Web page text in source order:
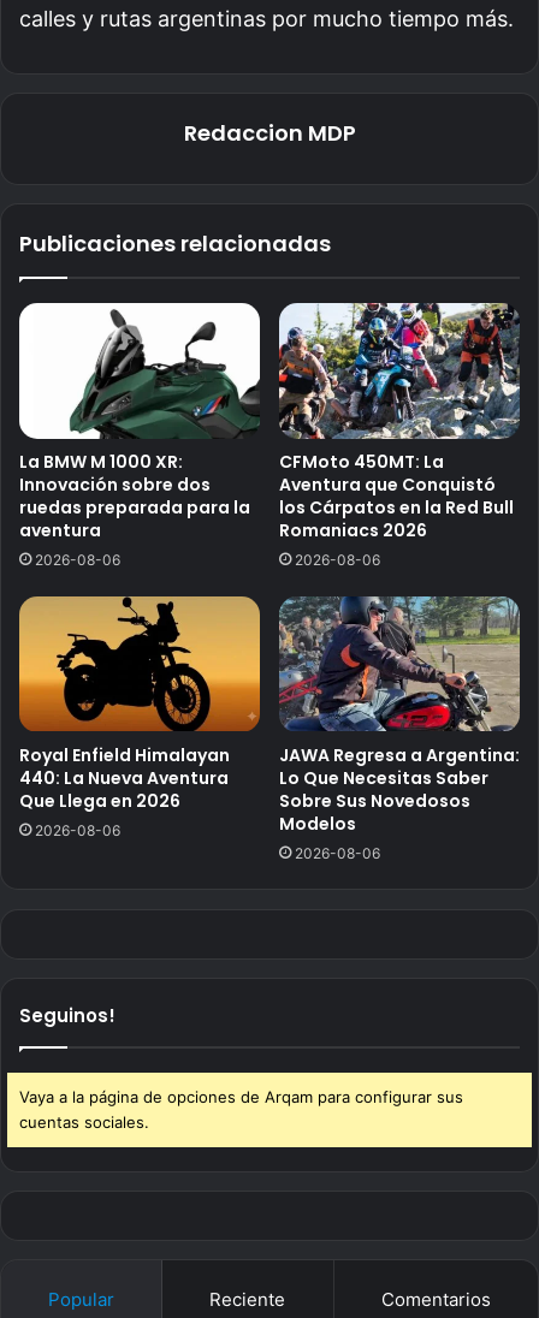
calles y rutas argentinas por mucho tiempo más.
Redaccion MDP
Publicaciones relacionadas
La BMW M 1000 XR:
Innovación sobre dos
ruedas preparada para la
aventura
2026-08-06
CFMoto 450MT: La
Aventura que Conquistó
los Cárpatos en la Red Bull
Romaniacs 2026
2026-08-06
Royal Enfield Himalayan
440: La Nueva Aventura
Que Llega en 2026
2026-08-06
JAWA Regresa a Argentina:
Lo Que Necesitas Saber
Sobre Sus Novedosos
Modelos
2026-08-06
Seguinos!
Vaya a la página de opciones de Arqam para configurar sus
cuentas sociales.
Popular Reciente Comentarios